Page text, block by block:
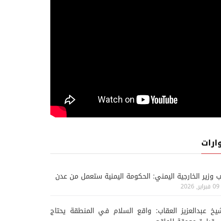
وزير الخارجية اليمني: الحكومة اليمنية ستعمل من عدن
09 فبراير, 2026
عبدالعزيز العقاب: واقع السلام في المنطقة يحتاج